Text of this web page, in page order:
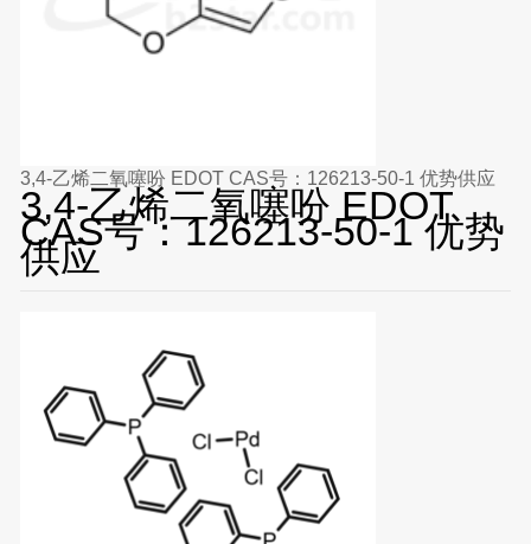
3,4-乙烯二氧噻吩 EDOT CAS号：126213-50-1 优势供应
3,4-乙烯二氧噻吩 EDOT
CAS号：126213-50-1 优势
供应